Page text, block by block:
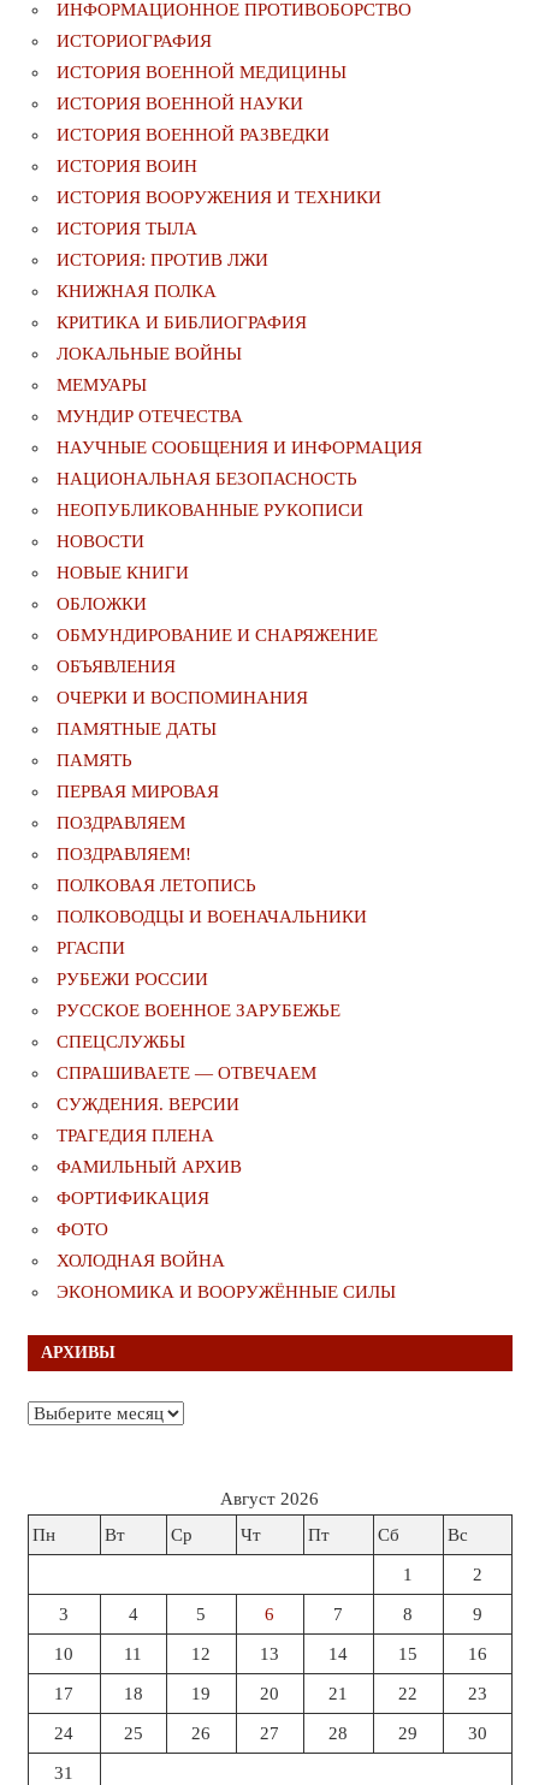
ИНФОРМАЦИОННОЕ ПРОТИВОБОРСТВО
ИСТОРИОГРАФИЯ
ИСТОРИЯ ВОЕННОЙ МЕДИЦИНЫ
ИСТОРИЯ ВОЕННОЙ НАУКИ
ИСТОРИЯ ВОЕННОЙ РАЗВЕДКИ
ИСТОРИЯ ВОИН
ИСТОРИЯ ВООРУЖЕНИЯ И ТЕХНИКИ
ИСТОРИЯ ТЫЛА
ИСТОРИЯ: ПРОТИВ ЛЖИ
КНИЖНАЯ ПОЛКА
КРИТИКА И БИБЛИОГРАФИЯ
ЛОКАЛЬНЫЕ ВОЙНЫ
МЕМУАРЫ
МУНДИР ОТЕЧЕСТВА
НАУЧНЫЕ СООБЩЕНИЯ И ИНФОРМАЦИЯ
НАЦИОНАЛЬНАЯ БЕЗОПАСНОСТЬ
НЕОПУБЛИКОВАННЫЕ РУКОПИСИ
НОВОСТИ
НОВЫЕ КНИГИ
ОБЛОЖКИ
ОБМУНДИРОВАНИЕ И СНАРЯЖЕНИЕ
ОБЪЯВЛЕНИЯ
ОЧЕРКИ И ВОСПОМИНАНИЯ
ПАМЯТНЫЕ ДАТЫ
ПАМЯТЬ
ПЕРВАЯ МИРОВАЯ
ПОЗДРАВЛЯЕМ
ПОЗДРАВЛЯЕМ!
ПОЛКОВАЯ ЛЕТОПИСЬ
ПОЛКОВОДЦЫ И ВОЕНАЧАЛЬНИКИ
РГАСПИ
РУБЕЖИ РОССИИ
РУССКОЕ ВОЕННОЕ ЗАРУБЕЖЬЕ
СПЕЦСЛУЖБЫ
СПРАШИВАЕТЕ — ОТВЕЧАЕМ
СУЖДЕНИЯ. ВЕРСИИ
ТРАГЕДИЯ ПЛЕНА
ФАМИЛЬНЫЙ АРХИВ
ФОРТИФИКАЦИЯ
ФОТО
ХОЛОДНАЯ ВОЙНА
ЭКОНОМИКА И ВООРУЖЁННЫЕ СИЛЫ
АРХИВЫ
Архивы
Август 2026
Пн
Вт Ср Чт Пт Сб Вс
1 2
3 4 5 6 7 8 9
10 11 12 13 14 15 16
17 18 19 20 21 22 23
24 25 26 27 28 29 30
31